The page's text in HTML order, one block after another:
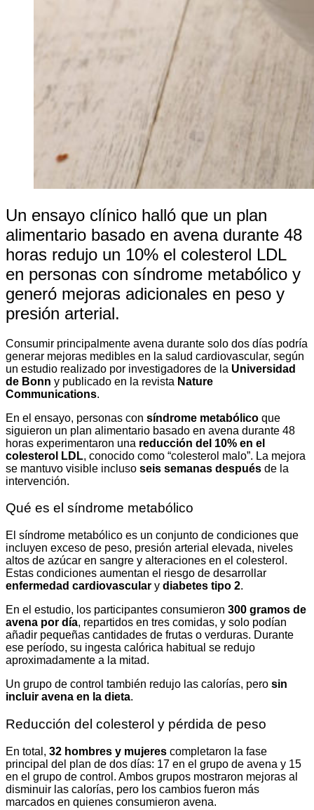
Un ensayo clínico halló que un plan
alimentario basado en avena durante 48
horas redujo un 10% el colesterol LDL
en personas con síndrome metabólico y
generó mejoras adicionales en peso y
presión arterial.
Consumir principalmente avena durante solo dos días podría
generar mejoras medibles en la salud cardiovascular, según
un estudio realizado por investigadores de la Universidad
de Bonn y publicado en la revista Nature
Communications.
En el ensayo, personas con síndrome metabólico que
siguieron un plan alimentario basado en avena durante 48
horas experimentaron una reducción del 10% en el
colesterol LDL, conocido como “colesterol malo”. La mejora
se mantuvo visible incluso seis semanas después de la
intervención.
Qué es el síndrome metabólico
El síndrome metabólico es un conjunto de condiciones que
incluyen exceso de peso, presión arterial elevada, niveles
altos de azúcar en sangre y alteraciones en el colesterol.
Estas condiciones aumentan el riesgo de desarrollar
enfermedad cardiovascular y diabetes tipo 2.
En el estudio, los participantes consumieron 300 gramos de
avena por día, repartidos en tres comidas, y solo podían
añadir pequeñas cantidades de frutas o verduras. Durante
ese período, su ingesta calórica habitual se redujo
aproximadamente a la mitad.
Un grupo de control también redujo las calorías, pero sin
incluir avena en la dieta.
Reducción del colesterol y pérdida de peso
En total, 32 hombres y mujeres completaron la fase
principal del plan de dos días: 17 en el grupo de avena y 15
en el grupo de control. Ambos grupos mostraron mejoras al
disminuir las calorías, pero los cambios fueron más
marcados en quienes consumieron avena.